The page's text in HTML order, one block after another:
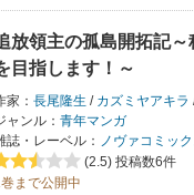
放領主の孤島開拓記
目指します！～
家： 長尾隆生 / カズミヤアキラ
ャンル： 青年マンガ
誌・レーベル： ノヴァコミッ
(2.5) 投稿数6件
まで公開中